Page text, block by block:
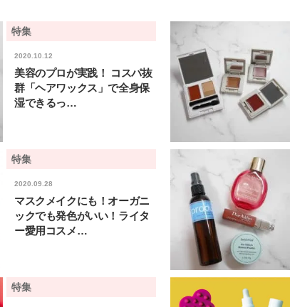
特集
2020.10.12
美容のプロが実践！ コスパ抜
群「ヘアワックス」で全身保
湿できるっ…
特集
2020.09.28
マスクメイクにも！オーガニ
ックでも発色がいい！ライタ
ー愛用コスメ…
特集